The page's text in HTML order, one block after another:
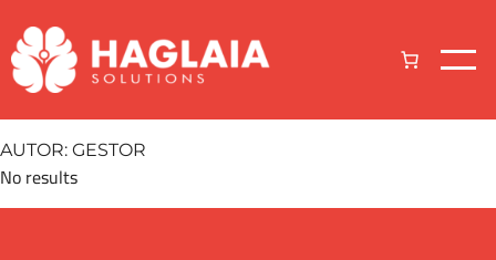
contenido
AUTOR: GESTOR
No results